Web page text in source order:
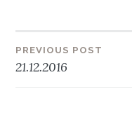
PREVIOUS POST
21.12.2016